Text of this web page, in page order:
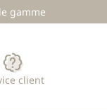
gamme
client